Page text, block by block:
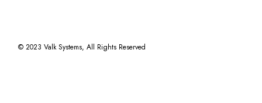
© 2023Valk Systems, All Rights Reserved